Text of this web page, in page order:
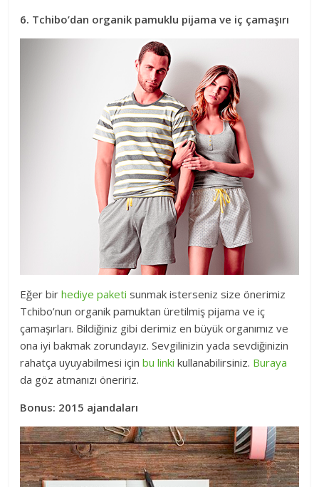
6. Tchibo’dan organik pamuklu pijama ve iç çamaşırı
Eğer birhediye paketi sunmak isterseniz size önerimiz
Tchibo’nun organik pamuktan üretilmiş pijama ve iç
çamaşırları. Bildiğiniz gibi derimiz en büyük organımız ve
ona iyi bakmak zorundayız. Sevgilinizin yada sevdiğinizin
rahatça uyuyabilmesi içinbu linki kullanabilirsiniz. Buraya
da göz atmanızı öneririz.
Bonus: 2015 ajandaları